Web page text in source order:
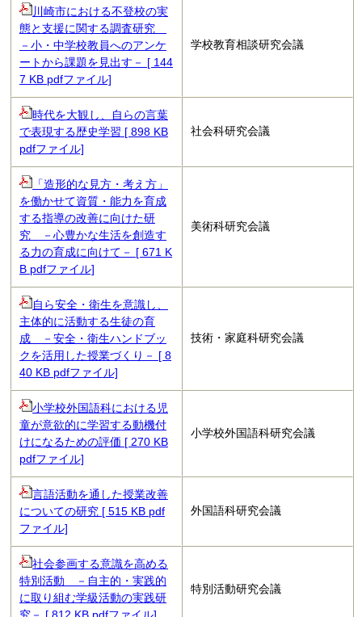
川崎市における不登校の実
態と支援に関する調査研究
－小・中学校教員へのアンケ
ートから課題を見出す－ [ 144
7 KB pdfファイル]
学校教育相談研究会議
時代を大観し、自らの言葉
で表現する歴史学習 [ 898 KB
pdfファイル]
社会科研究会議
「造形的な見方・考え方」
を働かせて資質・能力を育成
する指導の改善に向けた研
究 －心豊かな生活を創造す
る力の育成に向けて－ [ 671 K
B pdfファイル]
美術科研究会議
自ら安全・衛生を意識し、
主体的に活動する生徒の育
成 －安全・衛生ハンドブッ
クを活用した授業づくり－ [ 8
40 KB pdfファイル]
技術・家庭科研究会議
小学校外国語科における児
童が意欲的に学習する動機付
けになるための評価 [ 270 KB
pdfファイル]
小学校外国語科研究会議
言語活動を通した授業改善
についての研究 [ 515 KB pdf
ファイル]
外国語科研究会議
社会参画する意識を高める
特別活動 －自主的・実践的
に取り組む学級活動の実践研
特別活動研究会議